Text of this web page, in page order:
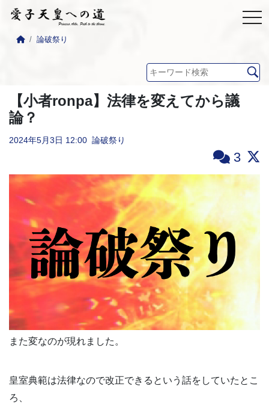
論破祭り
【小者ronpa】法律を変えてから議
論？
2024年5月3日 12:00 論破祭り
3
また変なのが現れました。
皇室典範は法律なので改正できるという話をしていたとこ
ろ、